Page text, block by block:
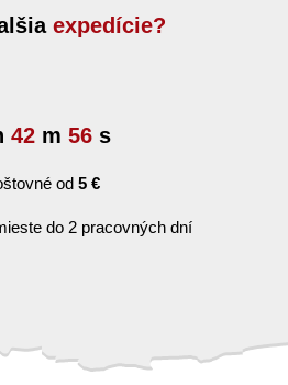
expedície?
42 m 55 s
od 5 €
do 2 pracovných dní